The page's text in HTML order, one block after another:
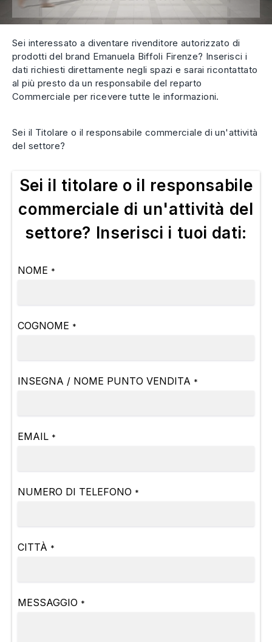
Sei interessato a diventare rivenditore autorizzato di
prodotti del brand Emanuela Biffoli Firenze? Inserisci i
dati richiesti direttamente negli spazi e sarai ricontattato
al più presto da un responsabile del reparto
Commerciale per ricevere tutte le informazioni.
Sei il Titolare o il responsabile commerciale di un'attività
del settore?
Sei il titolare o il responsabile
commerciale di un'attività del
settore? Inserisci i tuoi dati:
NOME *
COGNOME *
INSEGNA / NOME PUNTO VENDITA *
EMAIL *
NUMERO DI TELEFONO *
CITTÀ *
MESSAGGIO *